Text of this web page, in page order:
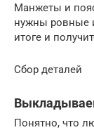
Манжеты и
нужны ровные
итоге и
Сбор деталей
Понятно, что